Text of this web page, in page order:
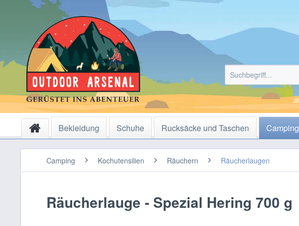
Bekleidung Schuhe Rucksäcke und Taschen Camping
Camping Kochutensilien Räuchern Räucherlaugen
Räucherlauge - Spezial Hering 700 g